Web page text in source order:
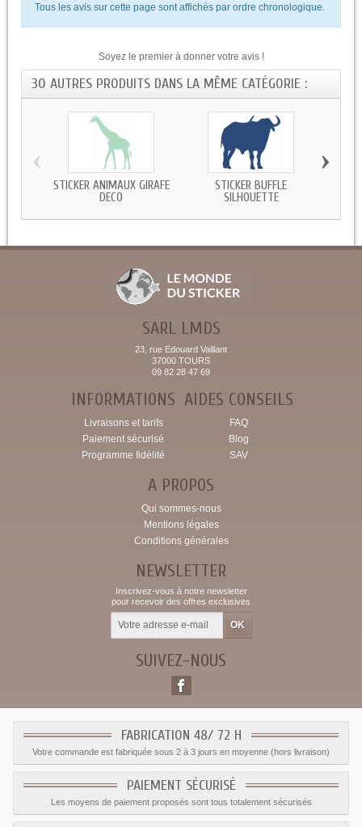
Tous les avis sur cette page sont affichés par ordre chronologique.
Soyez le premier à donner votre avis !
30 AUTRES PRODUITS DANS LA MÊME CATÉGORIE :
STICKER ANIMAUX GIRAFE
DECO
STICKER BUFFLE
SILHOUETTE
‹ ›
SARL LMDS
23, rue Edouard Vaillant
37000 TOURS
09 82 28 47 69
INFORMATIONS
Livraisons et tarifs
Paiement sécurisé
Programme fidélité
AIDES CONSEILS
FAQ
Blog
SAV
A PROPOS
Qui sommes-nous
Mentions légales
Conditions générales
NEWSLETTER
Inscrivez-vous à notre newsletter
pour recevoir des offres exclusives
SUIVEZ-NOUS
FABRICATION 48/ 72 H
Votre commande est fabriquée sous 2 à 3 jours en moyenne (hors livraison)
PAIEMENT SÉCURISÉ
Les moyens de paiement proposés sont tous totalement sécurisés